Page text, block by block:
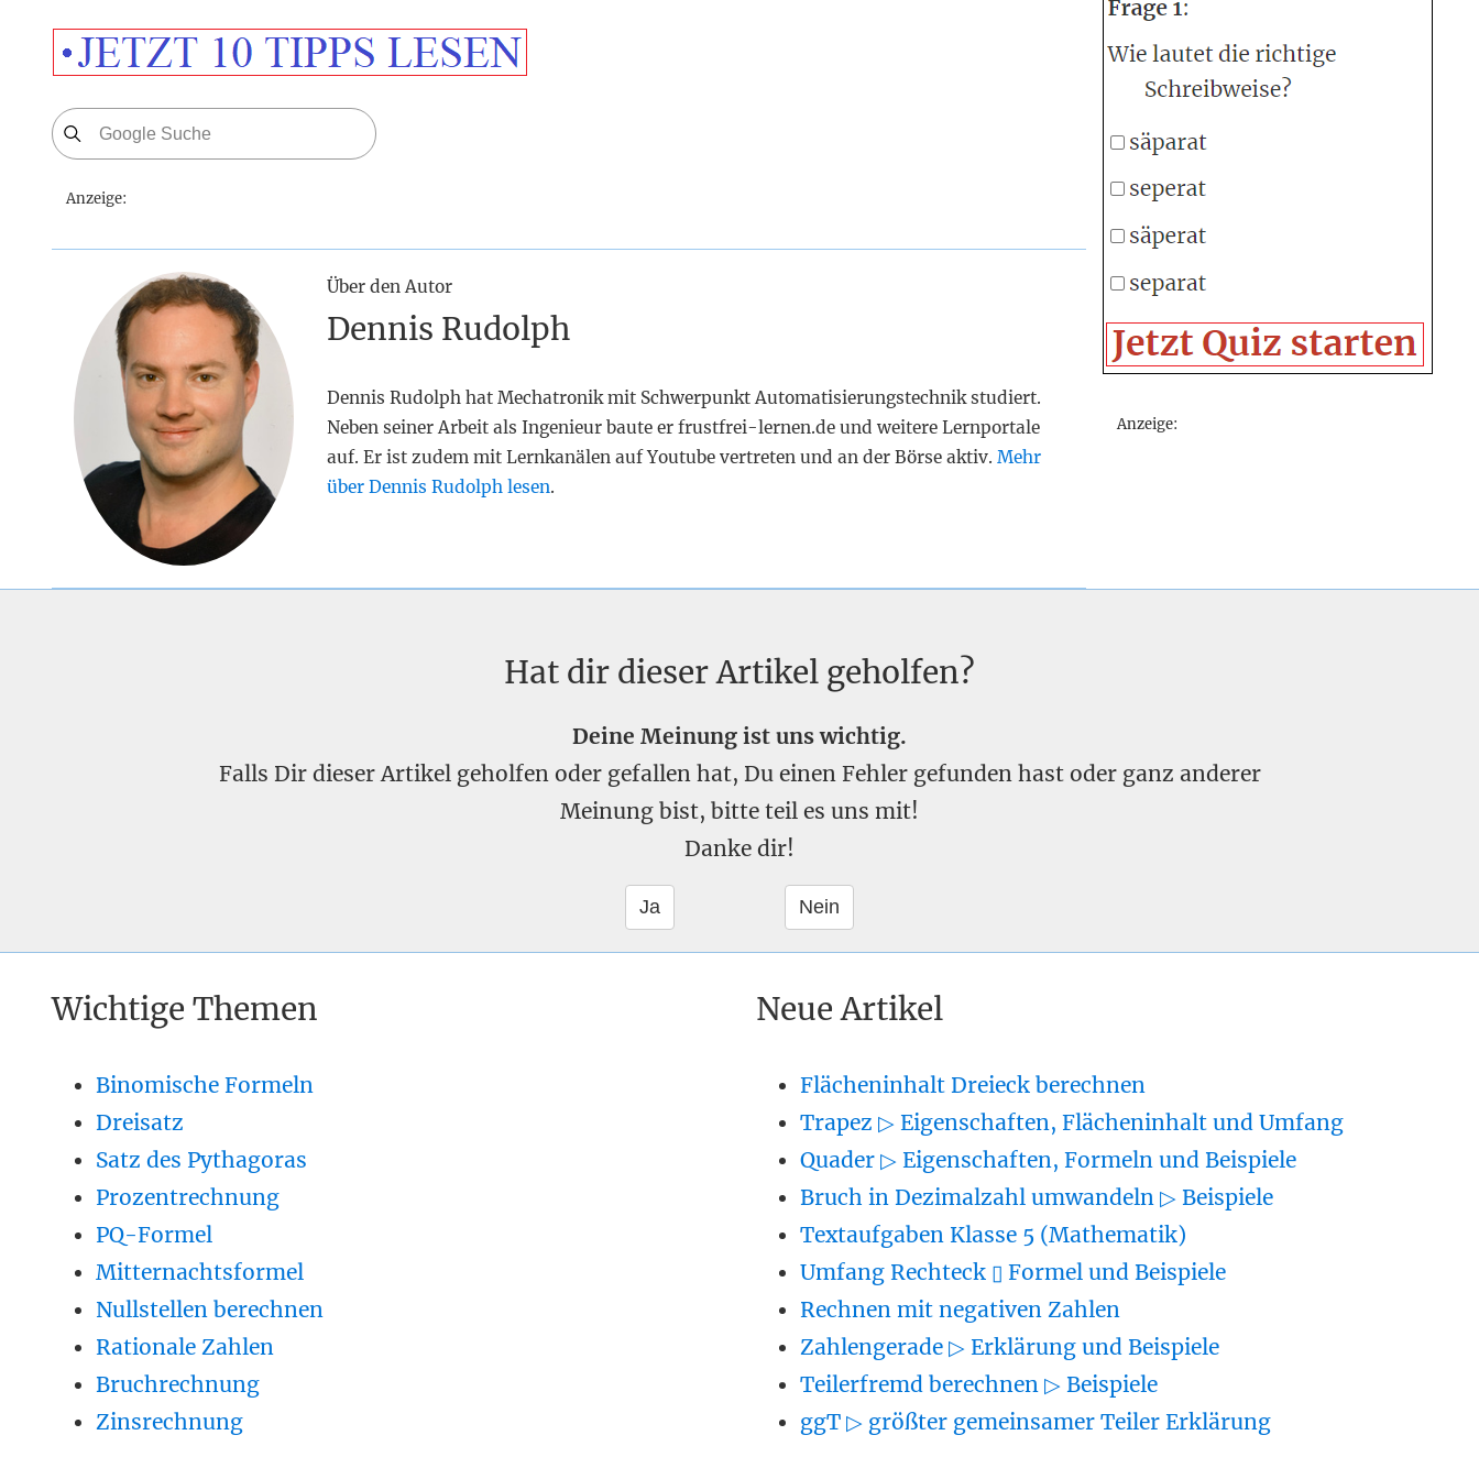
Anzeige:
Über den Autor
Dennis Rudolph
Dennis Rudolph hat Mechatronik mit Schwerpunkt Automatisierungstechnik studiert.
Neben seiner Arbeit als Ingenieur baute er frustfrei-lernen.de und weitere Lernportale
auf. Er ist zudem mit Lernkanälen auf Youtube vertreten und an der Börse aktiv. Mehr
über Dennis Rudolph lesen.
Anzeige:
Hat dir dieser Artikel geholfen?
Deine Meinung ist uns wichtig.
Falls Dir dieser Artikel geholfen oder gefallen hat, Du einen Fehler gefunden hast oder ganz anderer
Meinung bist, bitte teil es uns mit!
Danke dir!
Wichtige Themen
Binomische Formeln
Dreisatz
Satz des Pythagoras
Prozentrechnung
PQ-Formel
Mitternachtsformel
Nullstellen berechnen
Rationale Zahlen
Bruchrechnung
Zinsrechnung
Neue Artikel
Flächeninhalt Dreieck berechnen
Trapez ▷ Eigenschaften, Flächeninhalt und Umfang
Quader ▷ Eigenschaften, Formeln und Beispiele
Bruch in Dezimalzahl umwandeln ▷ Beispiele
Textaufgaben Klasse 5 (Mathematik)
Umfang Rechteck ▯ Formel und Beispiele
Rechnen mit negativen Zahlen
Zahlengerade ▷ Erklärung und Beispiele
Teilerfremd berechnen ▷ Beispiele
ggT ▷ größter gemeinsamer Teiler Erklärung